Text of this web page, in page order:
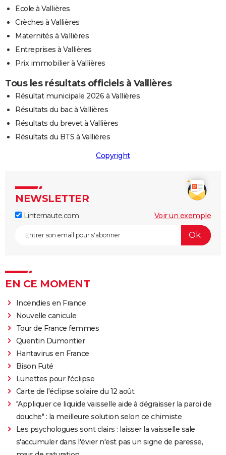
Ecole à Vallières
Crèches à Vallières
Maternités à Vallières
Entreprises à Vallières
Prix immobilier à Vallières
Tous les résultats officiels à Vallières
Résultat municipale 2026 à Vallières
Résultats du bac à Vallières
Résultats du brevet à Vallières
Résultats du BTS à Vallières
Copyright
NEWSLETTER
Linternaute.com Voir un exemple
EN CE MOMENT
Incendies en France
Nouvelle canicule
Tour de France femmes
Quentin Dumontier
Hantavirus en France
Bison Futé
Lunettes pour l'éclipse
Carte de l'éclipse solaire du 12 août
"Appliquer ce liquide vaisselle aide à dégraisser la paroi de
douche" : la meilleure solution selon ce chimiste
Les psychologues sont clairs : laisser la vaisselle sale
s'accumuler dans l'évier n'est pas un signe de paresse,